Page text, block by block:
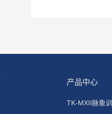
产品中心
TK-MXII脉象